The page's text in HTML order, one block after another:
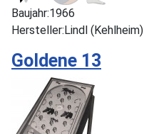
Baujahr:1966
Hersteller:Lindl (Kehlheim)
Goldene 13